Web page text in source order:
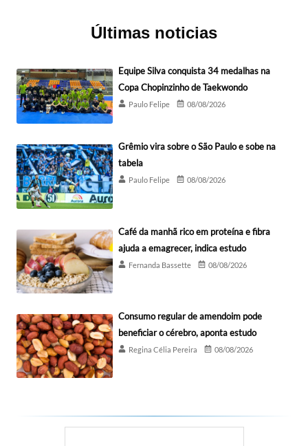
Últimas noticias
Equipe Silva conquista 34 medalhas na
Copa Chopinzinho de Taekwondo
Paulo Felipe 08/08/2026
Grêmio vira sobre o São Paulo e sobe na
tabela
Paulo Felipe 08/08/2026
Café da manhã rico em proteína e fibra
ajuda a emagrecer, indica estudo
Fernanda Bassette 08/08/2026
Consumo regular de amendoim pode
beneficiar o cérebro, aponta estudo
Regina Célia Pereira 08/08/2026